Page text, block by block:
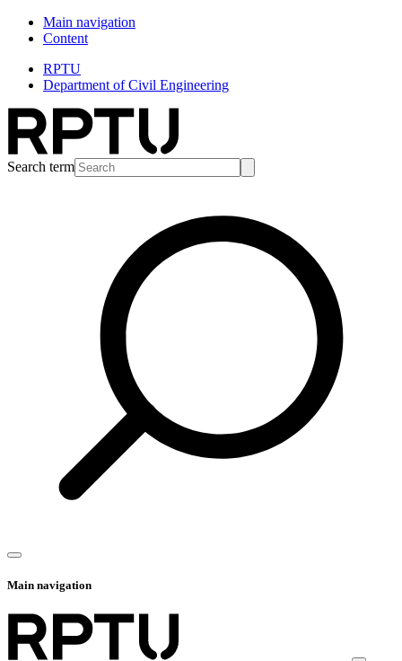
Main navigation
Content
RPTU
Department of Civil Engineering
Search term
Main navigation